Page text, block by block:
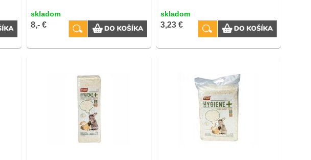
skladom
8,- €
skladom
3,23 €